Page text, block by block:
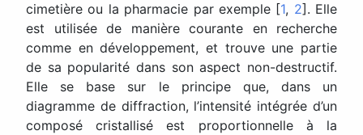
cimetière ou la pharmacie par exemple [1, 2]. Elle
est utilisée de manière courante en recherche
comme en développement, et trouve une partie
de sa popularité dans son aspect non-destructif.
Elle se base sur le principe que, dans un
diagramme de diffraction, l’intensité intégrée d’un
composé cristallisé est proportionnelle à la